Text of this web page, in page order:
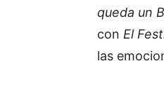
queda un
con El
las